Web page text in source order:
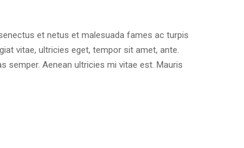
et netus et malesuada fames ac turpis
vitae, ultricies eget, tempor sit amet, ante.
semper. Aenean ultricies mi vitae est. Mauris